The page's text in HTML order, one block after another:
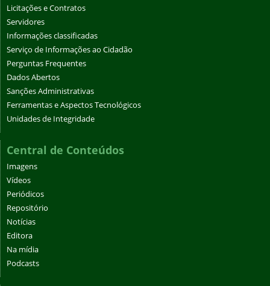
Licitações e Contratos
Servidores
Informações classificadas
Serviço de Informações ao Cidadão
Perguntas Frequentes
Dados Abertos
Sanções Administrativas
Ferramentas e Aspectos Tecnológicos
Unidades de Integridade
Central de Conteúdos
Imagens
Vídeos
Periódicos
Repositório
Notícias
Editora
Na mídia
Podcasts